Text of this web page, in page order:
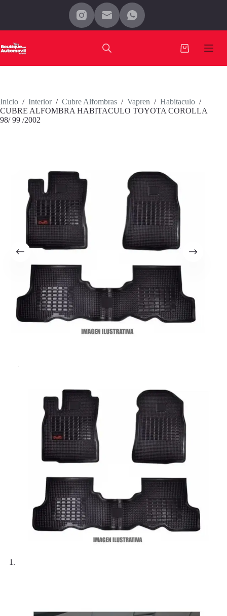
Carro
Inicio / Interior / Cubre Alfombras / Vapren / Habitaculo /
CUBRE ALFOMBRA HABITACULO TOYOTA COROLLA
98/ 99 /2002